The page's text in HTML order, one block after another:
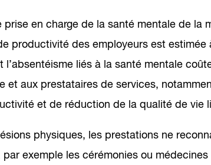
prise en charge de la santé mentale de la
productivité des employeurs est estimée
l’absentéisme liés à la santé mentale
et aux prestataires de services,
et de réduction de la qualité de vie
physiques, les prestations ne
exemple les cérémonies ou